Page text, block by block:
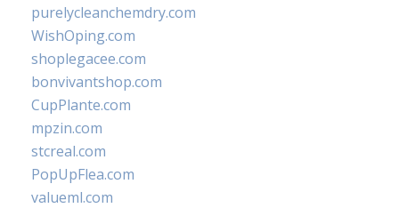
purelycleanchemdry.com
WishOping.com
shoplegacee.com
bonvivantshop.com
CupPlante.com
mpzin.com
stcreal.com
PopUpFlea.com
valueml.com